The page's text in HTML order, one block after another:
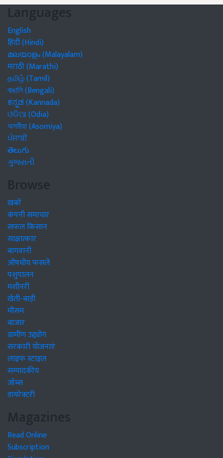
Languages
English
हिंदी (Hindi)
മലയാളം (Malayalam)
मराठी (Marathi)
தமிழ் (Tamil)
বাঙালি (Bengali)
ಕನ್ನಡ (Kannada)
ଓଡିଆ (Odia)
অসমীয়া (Asomiya)
ਪੰਜਾਬੀ
తెలుగు
ગુજરાતી
Browse
खबरें
कंपनी समाचार
सफल किसान
साक्षात्कार
बागवानी
औषधीय फसलें
पशुपालन
मशीनरी
खेती-बाड़ी
मौसम
बाजार
ग्रामीण उद्द्योग
सरकारी योजनाएं
लाइफ स्टाइल
सम्पादकीय
जॉब्स
डायरेक्टरी
Magazines
Read Online
Subscription